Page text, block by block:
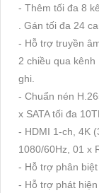
- Thêm tối đa 8
. Gán tối đa 24
- Hỗ trợ truyền
2 chiều qua
ghi.
- Chuẩn nén
x SATA tối đa
- HDMI 1-ch, 4K
1080/60Hz, 01 x
- Hỗ trợ phân
- Hỗ trợ phát